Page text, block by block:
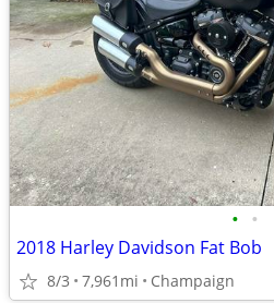
• •
2018 Harley Davidson Fat Bob
8/3 7,961mi Champaign